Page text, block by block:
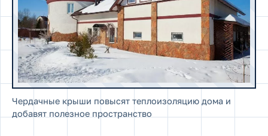
Чердачные крыши повысят теплоизоляцию дома и
добавят полезное пространство